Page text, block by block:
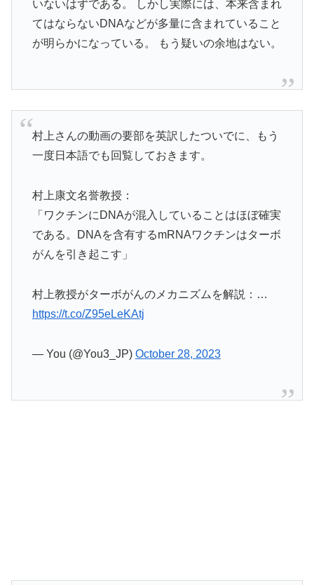
いないはずである。 しかし実際には、本来含まれ
てはならないDNAなどが多量に含まれていること
が明らかになっている。 もう疑いの余地はない。
村上さんの動画の要部を英訳したついでに、もう
一度日本語でも回覧しておきます。
村上康文名誉教授：
「ワクチンにDNAが混入していることはほぼ確実
である。DNAを含有するmRNAワクチンはターボ
がんを引き起こす」
村上教授がターボがんのメカニズムを解説：…
https://t.co/Z95eLeKAtj
— You (@You3_JP) October 28, 2023